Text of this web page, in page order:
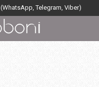
(WhatsApp, Telegram, Viber)